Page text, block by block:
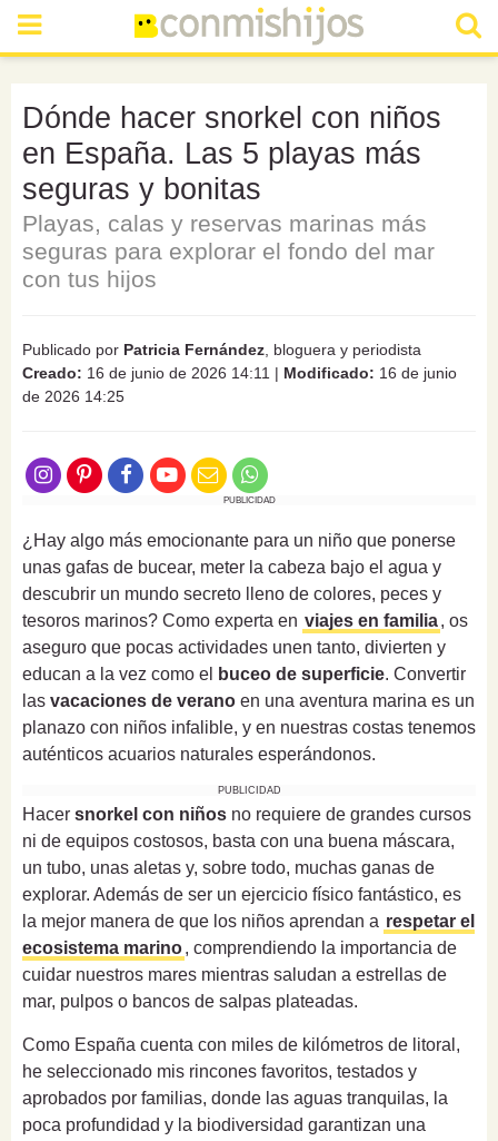
Dónde hacer snorkel con niños
en España. Las 5 playas más
seguras y bonitas
Playas, calas y reservas marinas más
seguras para explorar el fondo del mar
con tus hijos
Publicado por Patricia Fernández , bloguera y periodista
Creado: 16 de junio de 2026 14:11 | Modificado: 16 de junio
de 2026 14:25
PUBLICIDAD
¿Hay algo más emocionante para un niño que ponerse
unas gafas de bucear, meter la cabeza bajo el agua y
descubrir un mundo secreto lleno de colores, peces y
tesoros marinos? Como experta en viajes en familia, os
aseguro que pocas actividades unen tanto, divierten y
educan a la vez como el
buceo de superficie. Convertir
las vacaciones de verano en una aventura marina es un
planazo con niños infalible, y en nuestras costas tenemos
auténticos acuarios naturales esperándonos.
PUBLICIDAD
Hacer snorkel con niños no requiere de grandes cursos
ni de equipos costosos, basta con una buena máscara,
un tubo, unas aletas y, sobre todo, muchas ganas de
explorar. Además de ser un ejercicio físico fantástico, es
la mejor manera de que los niños aprendan a respetar el
ecosistema marino, comprendiendo la importancia de
cuidar nuestros mares mientras saludan a estrellas de
mar, pulpos o bancos de salpas plateadas.
Como España cuenta con miles de kilómetros de litoral,
he seleccionado mis rincones favoritos, testados y
aprobados por familias, donde las aguas tranquilas, la
poca profundidad y la biodiversidad garantizan una